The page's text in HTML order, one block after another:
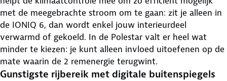
met de meegebrachte stroom om te gaan: zit je alleen in
de IONIQ 6, dan wordt enkel jouw interieurdeel
verwarmd of gekoeld. In de Polestar valt er heel wat
minder te kiezen: je kunt alleen invloed uitoefenen op de
mate waarin de 2 remenergie terugwint.
Gunstigste rijbereik met digitale buitenspiegels